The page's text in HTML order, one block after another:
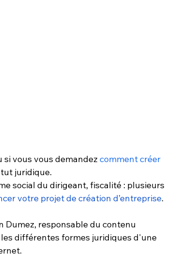
si vous vous demandez comment créer
juridique.
social du dirigeant, fiscalité : plusieurs
votre projet de création d’entreprise.
Dumez, responsable du contenu
différentes formes juridiques d'une